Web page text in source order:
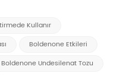
Kullanır
Boldenone Etkileri
Boldenone Undesilenat Tozu